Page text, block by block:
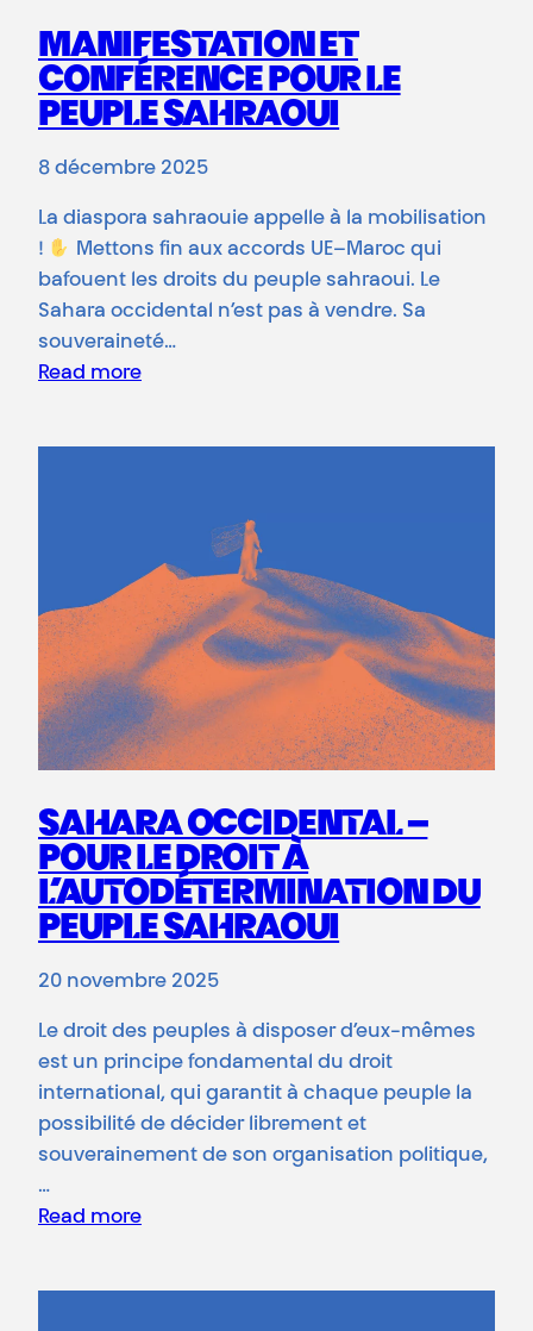
MANIFESTATION ET
CONFÉRENCE POUR LE
PEUPLE SAHRAOUI
8 décembre 2025
La diaspora sahraouie appelle à la mobilisation
!
Mettons fin aux accords UE–Maroc qui
bafouent les droits du peuple sahraoui. Le
Sahara occidental n’est pas à vendre. Sa
souveraineté…
Read more
SAHARA OCCIDENTAL –
POUR LE DROIT À
L’AUTODÉTERMINATION DU
PEUPLE SAHRAOUI
20 novembre 2025
Le droit des peuples à disposer d’eux-mêmes
est un principe fondamental du droit
international, qui garantit à chaque peuple la
possibilité de décider librement et
souverainement de son organisation politique,
…
Read more